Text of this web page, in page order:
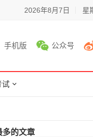
2026年8月7日 星
手机版 公众号
试
多的文章